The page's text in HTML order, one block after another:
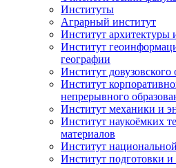
Институты
Аграрный институт
Институт архитектуры
Институт
географии
Институт довузовского
Институт
непрерывного
Институт механики и
Институт наукоёмких
материалов
Институт
Институт подготовки